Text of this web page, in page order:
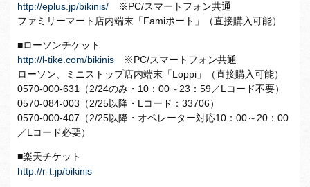
http://eplus.jp/bikinis/ ※PC/スマートフォン共通
ファミリーマート店内端末「Famiポート」（直接購入可能）
■ローソンチケット
http://l-tike.com/bikinis ※PC/スマートフォン共通
ローソン、ミニストップ店内端末「Loppi」（直接購入可能）
0570-000-631（2/24のみ・10：00～23：59／Lコード不要）
0570-084-003（2/25以降・Lコード：33706）
0570-000-407（2/25以降・オペレーター対応10：00～20：00
／Lコード必要）
■楽天チケット
http://r-t.jp/bikinis